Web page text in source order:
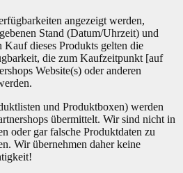
angezeigt werden,
Stand (Datum/Uhrzeit) und
Kauf dieses Produkts gelten die
die zum Kaufzeitpunkt [auf
Website(s) oder anderen
und Produktboxen) werden
übermittelt. Wir sind nicht in
oder gar falsche Produktdaten zu
Wir übernehmen daher keine